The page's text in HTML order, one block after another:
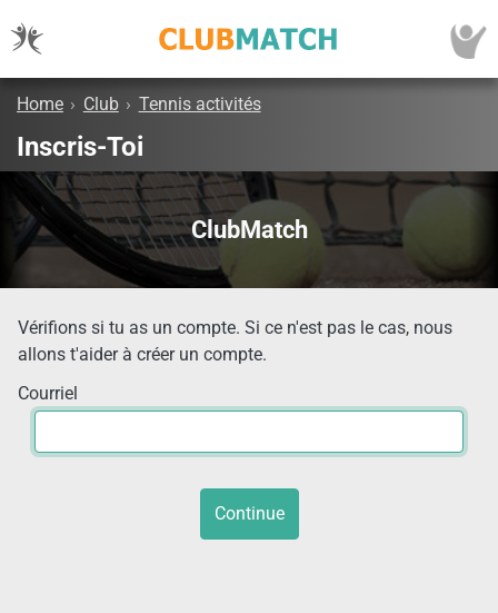
Home › Club › Tennis activités
Inscris-Toi
ClubMatch
Vérifions si tu as un compte. Si ce n'est pas le cas, nous
allons t'aider à créer un compte.
Courriel
Continue